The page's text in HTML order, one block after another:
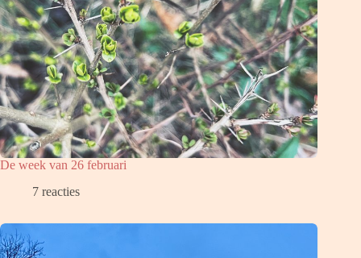
De week van 26 februari
7 reacties